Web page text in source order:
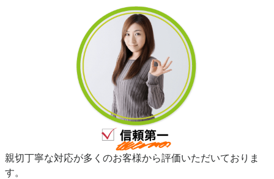
親切丁寧な対応が多くのお客様から評価いただいておりま
す。